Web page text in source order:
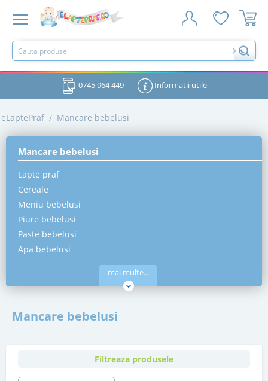
0745 964 449 Informatii utile
eLaptePraf / Mancare bebelusi
Mancare bebelusi
Lapte praf
Cereale
Meniu bebelusi
Piure bebelusi
Paste bebelusi
Apa bebelusi
mai multe...
Mancare bebelusi
Filtreaza produsele